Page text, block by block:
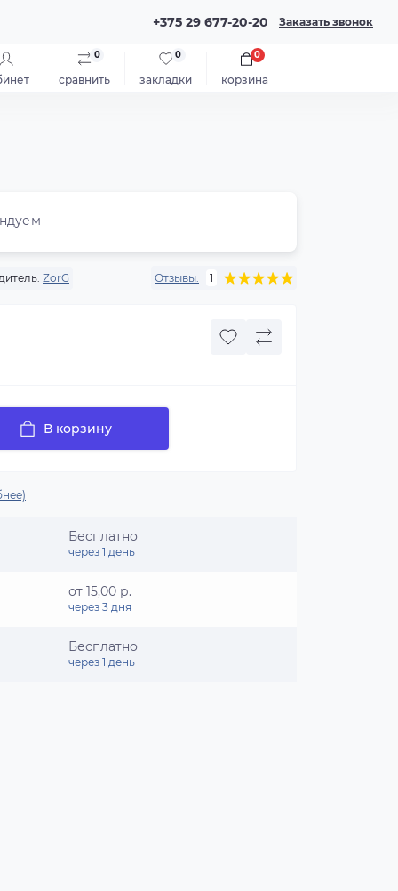
+375 29 677-20-20 Заказать звонок
сравнить
0
закладки
0
корзина
0
ZorG Отзывы: 1
В корзину
Бесплатно
через 1 день
от 15,00 р.
через 3 дня
Бесплатно
через 1 день